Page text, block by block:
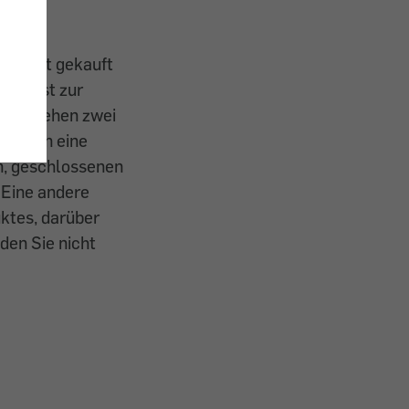
Watt gekauft
ist zur
stehen zwei
an eine
geschlossenen
andere
darüber
Sie nicht